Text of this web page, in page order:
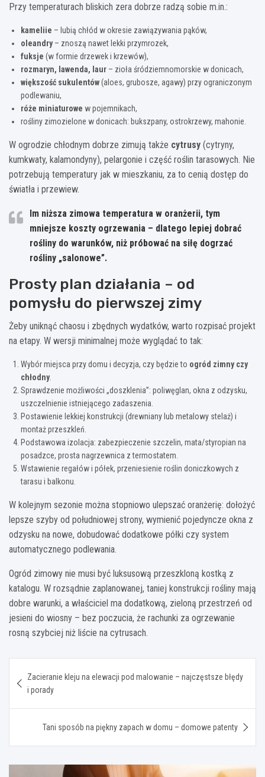
Przy temperaturach bliskich zera dobrze radzą sobie m.in.:
kameliie – lubią chłód w okresie zawiązywania pąków,
oleandry– znoszą nawet lekki przymrozek,
fuksje (w formie drzewek i krzewów),
rozmaryn, lawenda, laur – zioła śródziemnomorskie w donicach,
większość sukulentów(aloes, grubosze, agawy) przy ograniczonym
podlewaniu,
róże miniaturowe w pojemnikach,
rośliny zimozielone w donicach: bukszpany, ostrokrzewy, mahonie.
W ogrodzie chłodnym dobrze zimują także cytrusy (cytryny,
kumkwaty, kalamondyny), pelargonie i część roślin tarasowych. Nie
potrzebują temperatury jak w mieszkaniu, za to cenią dostęp do
światła i przewiew.
Im niższa zimowa temperatura w oranżerii, tym
mniejsze koszty ogrzewania – dlatego lepiej dobrać
rośliny do warunków, niż próbować na siłę dogrzać
rośliny „salonowe”.
Prosty plan działania – od
pomysłu do pierwszej zimy
Żeby uniknąć chaosu i zbędnych wydatków, warto rozpisać projekt
na etapy. W wersji minimalnej może wyglądać to tak:
Wybór miejsca przy domu i decyzja, czy będzie to ogród zimny czy
chłodny.
Sprawdzenie możliwości „doszklenia”: poliwęglan, okna z odzysku,
uszczelnienie istniejącego zadaszenia.
Postawienie lekkiej konstrukcji (drewniany lub metalowy stelaż) i
montaż przeszkleń.
Podstawowa izolacja: zabezpieczenie szczelin, mata/styropian na
posadzce, prosta nagrzewnica z termostatem.
Wstawienie regałów i półek, przeniesienie roślin doniczkowych z
tarasu i balkonu.
W kolejnym sezonie można stopniowo ulepszać oranżerię: dołożyć
lepsze szyby od południowej strony, wymienić pojedyncze okna z
odzysku na nowe, dobudować dodatkowe półki czy system
automatycznego podlewania.
Ogród zimowy nie musi być luksusową przeszkloną kostką z
katalogu. W rozsądnie zaplanowanej, taniej konstrukcji rośliny mają
dobre warunki, a właściciel ma dodatkową, zieloną przestrzeń od
jesieni do wiosny – bez poczucia, że rachunki za ogrzewanie
rosną szybciej niż liście na cytrusach.
wpisu
Zacieranie kleju na elewacji pod malowanie – najczęstsze błędy
i porady
Tani sposób na piękny zapach w domu – domowe patenty